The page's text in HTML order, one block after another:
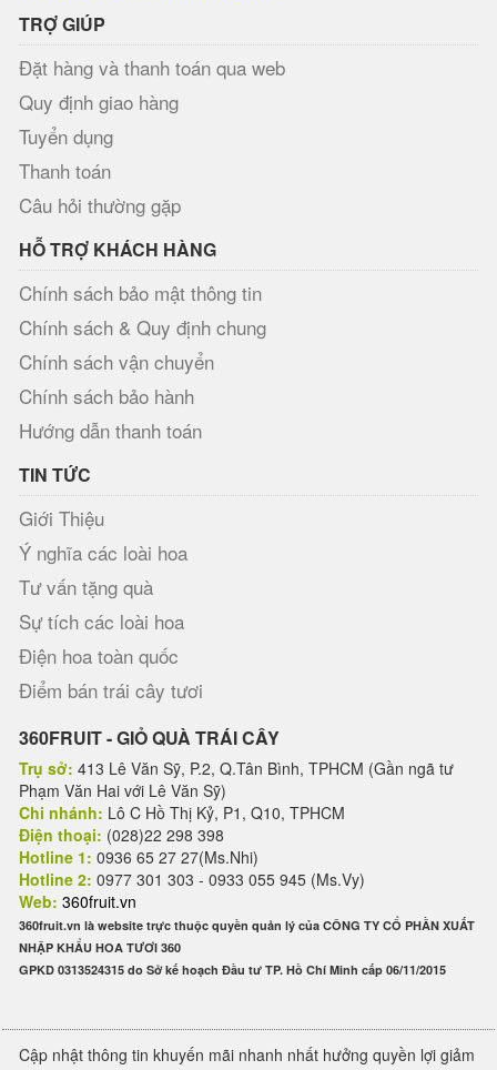
TRỢ GIÚP
Đặt hàng và thanh toán qua web
Quy định giao hàng
Tuyển dụng
Thanh toán
Câu hỏi thường gặp
HỖ TRỢ KHÁCH HÀNG
Chính sách bảo mật thông tin
Chính sách & Quy định chung
Chính sách vận chuyển
Chính sách bảo hành
Hướng dẫn thanh toán
TIN TỨC
Giới Thiệu
Ý nghĩa các loài hoa
Tư vấn tặng quà
Sự tích các loài hoa
Điện hoa toàn quốc
Điểm bán trái cây tươi
360FRUIT - GIỎ QUÀ TRÁI CÂY
Trụ sở: 413 Lê Văn Sỹ, P.2, Q.Tân Bình, TPHCM (Gần ngã tư
Phạm Văn Hai với Lê Văn Sỹ)
Chi nhánh: Lô C Hồ Thị Kỷ, P1, Q10, TPHCM
Điện thoại: (028)22 298 398
Hotline 1: 0936 65 27 27(Ms.Nhi)
Hotline 2: 0977 301 303 - 0933 055 945 (Ms.Vy)
Web: 360fruit.vn
360fruit.vn là website trực thuộc quyền quản lý của CÔNG TY CỔ PHẦN XUẤT
NHẬP KHẨU HOA TƯƠI 360
GPKD 0313524315 do Sở kế hoạch Đầu tư TP. Hồ Chí Minh cấp 06/11/2015
Cập nhật thông tin khuyến mãi nhanh nhất hưởng quyền lợi giảm